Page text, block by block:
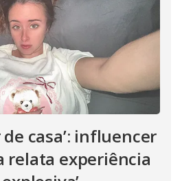
de casa’: influencer
relata experiência